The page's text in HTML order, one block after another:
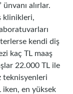
alırlar.
klinikleri,
kendi diş
kaç TL maaş
22.000 TL ile
teknisyenleri
iken, en yüksek